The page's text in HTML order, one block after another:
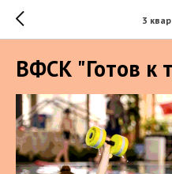
3
ВФСК "Готов к